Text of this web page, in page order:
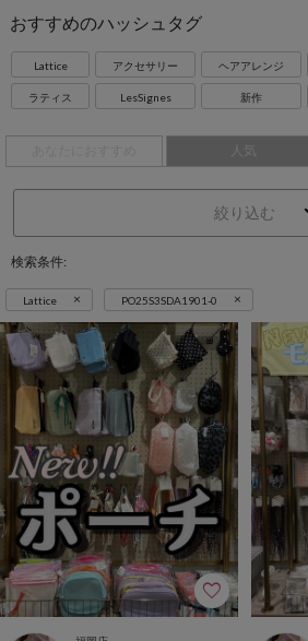
おすすめのハッシュタグ
Lattice
ラティス
アクセサリー
LesSignes
ヘアアレンジ
新作
人気
絞り込む
検索条件:
Lattice × PO25S3SDA1901-0 ×